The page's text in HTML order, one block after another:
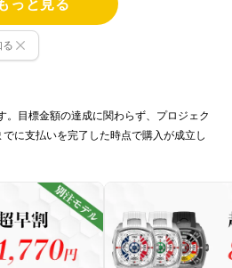
っと見る
。目標金額の達成に関わらず、プロジェク
に支払いを完了した時点で購入が成立し